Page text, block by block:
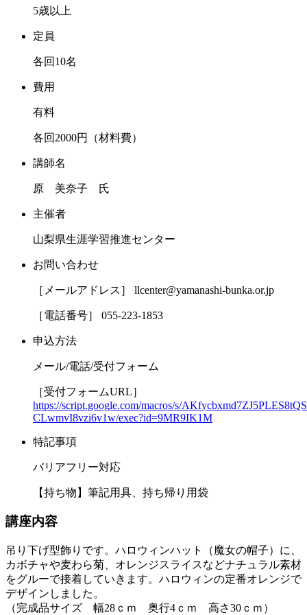
5歳以上
定員
各回10名
費用
有料
各回2000円（材料費）
講師名
原 美奈子 氏
主催者
山梨県生涯学習推進センター
お問い合わせ
［メールアドレス］ llcenter@yamanashi-bunka.or.jp
［電話番号］ 055-223-1853
申込方法
メール/電話/受付フォーム
［受付フォームURL］
https://script.google.com/macros/s/
CLwmvI8vzi6v1w/exec?id=9MR9IK1M
特記事項
バリアフリー対応
【持ち物】筆記用具、持ち帰り用袋
講座内容
吊り下げ型飾りです。ハロウィンハット（魔女の帽子）に、
カボチャや麦わら菊、オレンジスライスなどナチュラル素材
をグルーで接着していきます。ハロウィンの定番オレンジで
デザインしました。
（完成品サイズ 幅28ｃｍ 奥行4ｃｍ 高さ30ｃｍ）